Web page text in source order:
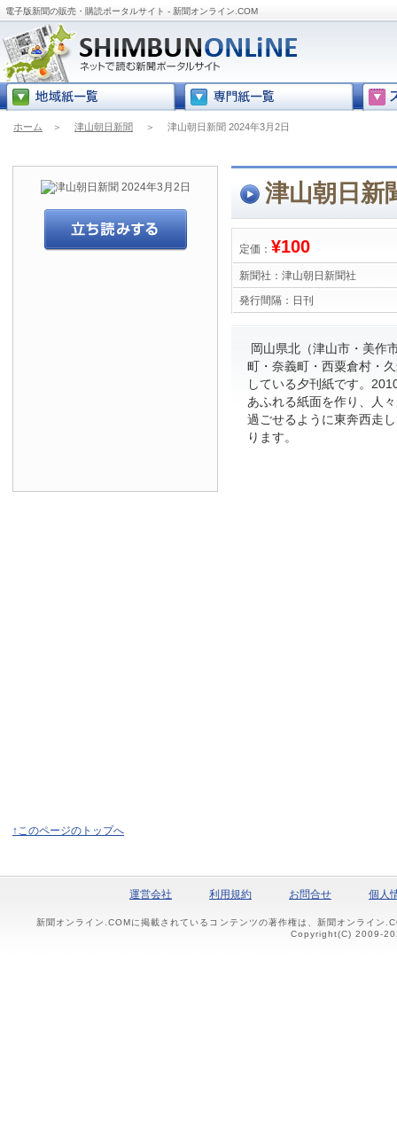
電子版新聞の販売・購読ポータルサイト - 新聞オンライン.COM
ホーム ＞ 津山朝日新聞 ＞ 津山朝日新聞 2024年3月2日
津山朝日新
定価： ¥100
新聞社： 津山朝日新聞社
発行間隔： 日刊
岡山県北（津山市・美作
町・奈義町・西粟倉村・
している夕刊紙です。
あふれる紙面を作り、人
過ごせるように東奔西走
ります。
↑このページのトップへ
運営会社 利用規約 お問合せ 個人
新聞オンライン.COMに掲載されているコンテンツの著作権は、新聞オンライン
Copyright(C) 2009-